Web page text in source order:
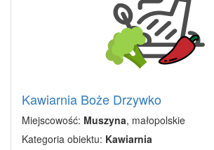
Kawiarnia Boże Drzywko
Miejscowość: Muszyna, małopolskie
Kategoria obiektu: Kawiarnia